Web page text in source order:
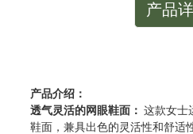
产品
产品介绍：
透气灵活的网眼鞋面： 这款女士
鞋面，兼具出色的灵活性和舒适